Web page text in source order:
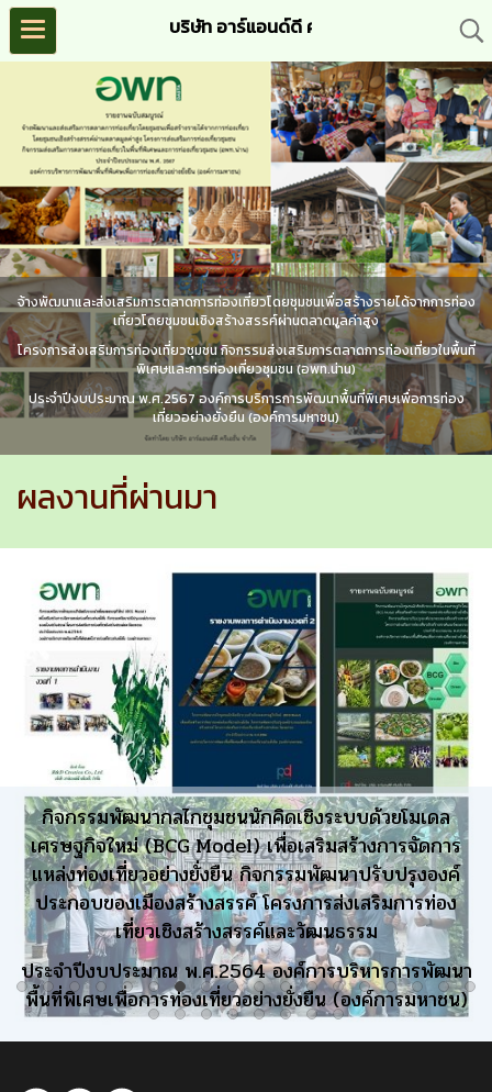
บริษัท อาร์แอนด์ดี ครีเอชั่น จำกัด (R&D
จ้างพัฒนาและส่งเสริมการตลาดการท่องเที่ยวโดยชุมชนเพื่อสร้างรายได้จากการท่อง
เที่ยวโดยชุมชนเชิงสร้างสรรค์ผ่านตลาดมูลค่าสูง
โครงการส่งเสริมการท่องเที่ยวชุมชน กิจกรรมส่งเสริมการตลาดการท่องเที่ยวในพื้นที่
พิเศษและการท่องเที่ยวชุมชน (อพท.น่าน)
ประจำปีงบประมาณ พ.ศ.2567 องค์การบริการการพัฒนาพื้นที่พิเศษเพื่อการท่อง
เที่ยวอย่างยั่งยืน (องค์การมหาชน)
ผลงานที่ผ่านมา
กิจกรรมพัฒนากลไกชุมชนนักคิดเชิงระบบด้วยโมเดล
เศรษฐกิจใหม่ (BCG Model) เพื่อเสริมสร้างการจัดการ
แหล่งท่องเที่ยวอย่างยั่งยืน กิจกรรมพัฒนาปรับปรุงองค์
ประกอบของเมืองสร้างสรรค์ โครงการส่งเสริมการท่อง
เที่ยวเชิงสร้างสรรค์และวัฒนธรรม
ประจำปีงบประมาณ พ.ศ.2564 องค์การบริหารการพัฒนา
พื้นที่พิเศษเพื่อการท่องเที่ยวอย่างยั่งยืน (องค์การมหาชน)